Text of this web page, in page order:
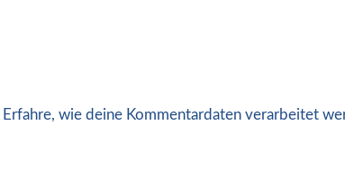
Erfahre, wie deine Kommentardaten verarbeitet